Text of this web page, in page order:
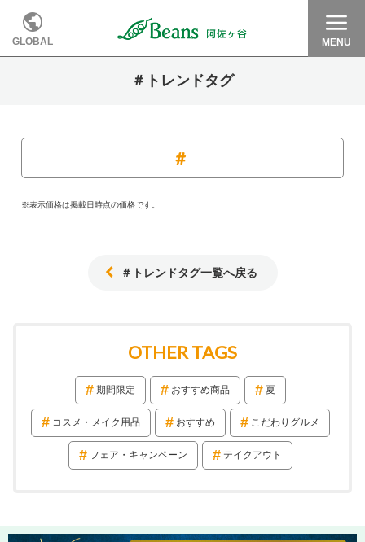
GLOBAL MENU
＃トレンドタグ
※表示価格は掲載日時点の価格です。
＃トレンドタグ一覧へ戻る
OTHER TAGS
期間限定 おすすめ商品 夏
コスメ・メイク用品 おすすめ こだわりグルメ
フェア・キャンペーン テイクアウト